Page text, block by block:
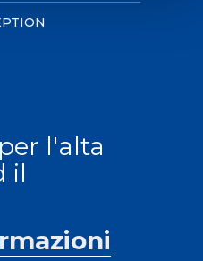
l'alta
il